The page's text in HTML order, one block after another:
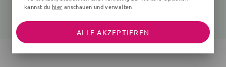
10 Teile, 50 mm, 3+ Jahre, bunt
70 Teile, 35x32x3 mm, 3+ Jahre, bunt
kannst du hier anschauen und verwalten.
ALLE AKZEPTIEREN